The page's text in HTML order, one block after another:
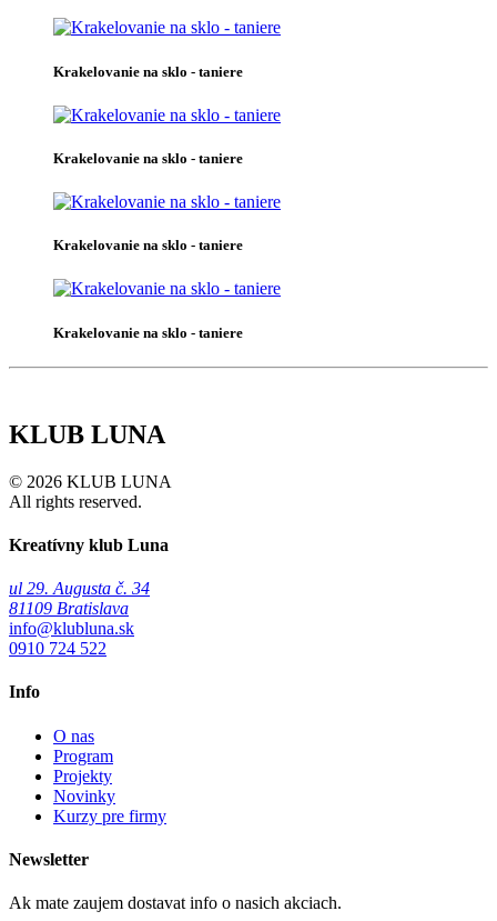
Krakelovanie na sklo - taniere
Krakelovanie na sklo - taniere
Krakelovanie na sklo - taniere
Krakelovanie na sklo - taniere
KLUB LUNA
© 2026 KLUB LUNA
All rights reserved.
Kreatívny klub Luna
ul 29. Augusta č. 34
81109 Bratislava
info@klubluna.sk
0910 724 522
Info
O nas
Program
Projekty
Novinky
Kurzy pre firmy
Newsletter
Ak mate zaujem dostavat info o nasich akciach.